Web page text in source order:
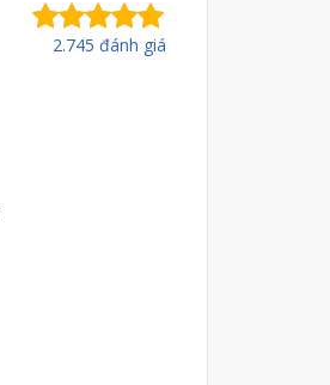
2.745 đánh giá